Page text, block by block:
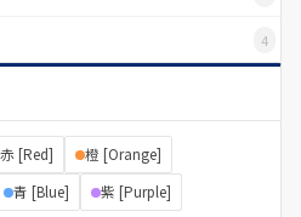
4
赤 [Red]
橙 [Orange]
青 [Blue]
紫 [Purple]